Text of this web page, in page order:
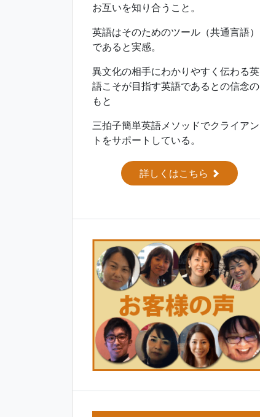
お互いを知り合うこと。
英語はそのためのツール（共通言語）
であると実感。
異文化の相手にわかりやすく伝わる英
語こそが目指す英語であるとの信念の
もと
三拍子簡単英語メソッドでクライアン
トをサポートしている。
詳しくはこちら